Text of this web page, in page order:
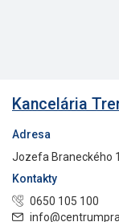
Kancelária
Adresa
Jozefa Braneckého
Kontakty
0650 105 100